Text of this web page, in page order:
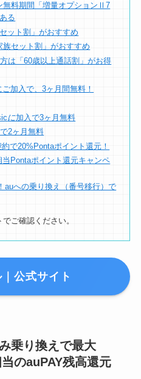
無料期間「増量オプションⅡ7
る
ット割」がおすすめ
セット割」がおすすめ
は「60歳以上通話割」がお得
加入で、3ヶ月間無料！
に加入で3ヶ月無料
2ヶ月無料
で20%Pontaポイント還元！
Pontaポイント還元キャンペ
auへの乗り換え（番号移行）で
ご確認ください。
公式サイト
乗り換えで最大
のauPAY残高還元